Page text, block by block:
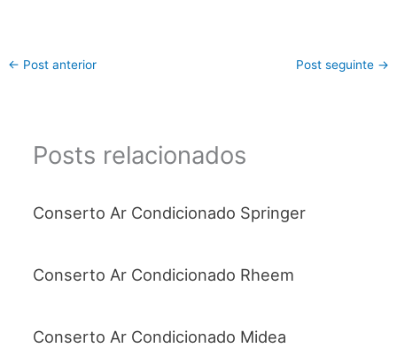
← Post anterior Post seguinte →
Posts relacionados
Conserto Ar Condicionado Springer
Conserto Ar Condicionado Rheem
Conserto Ar Condicionado Midea